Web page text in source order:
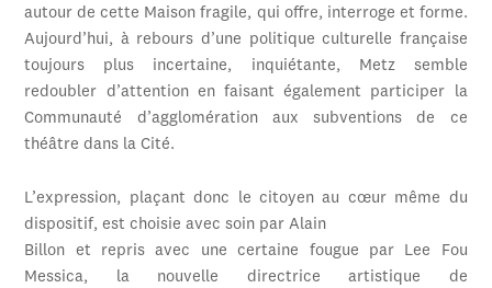
autour de cette Maison fragile, qui offre, interroge et forme.
Aujourd’hui, à rebours d’une politique culturelle française
toujours plus incertaine, inquiétante, Metz semble
redoubler d’attention en faisant également participer la
Communauté d’agglomération aux subventions de ce
théâtre dans la Cité.
L’expression, plaçant donc le citoyen au cœur même du
dispositif, est choisie avec soin par Alain
Billon et repris avec une certaine fougue par Lee Fou
Messica, la nouvelle directrice artistique de